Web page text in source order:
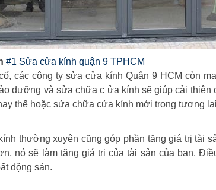
#1 Sửa cửa kính quận 9 TPHCM
các công ty sửa cửa kính Quận 9 HCM còn
dưỡng và sửa chữa c ửa kính sẽ giúp cải thiện
thế hoặc sửa chữa cửa kính mới trong tương
thường xuyên cũng góp phần tăng giá trị tài
nó sẽ làm tăng giá trị của tài sản của bạn.
động sản.